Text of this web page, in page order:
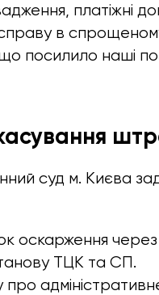
платіжні
в
посилило наші
суд м. Києва
оскарження через
ТЦК та СП.